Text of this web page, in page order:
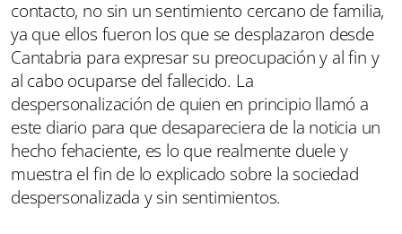
contacto, no sin un sentimiento cercano de familia,
ya que ellos fueron los que se desplazaron desde
Cantabria para expresar su preocupación y al fin y
al cabo ocuparse del fallecido. La
despersonalización de quien en principio llamó a
este diario para que desapareciera de la noticia un
hecho fehaciente, es lo que realmente duele y
muestra el fin de lo explicado sobre la sociedad
despersonalizada y sin sentimientos.